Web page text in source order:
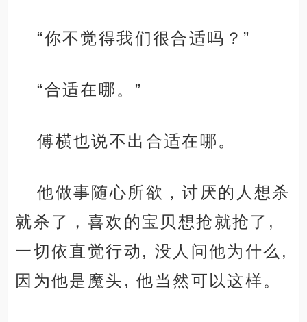
“你不觉得我们很合适吗？”
“合适在哪。”
傅横也说不出合适在哪。
他做事随心所欲，讨厌的人想杀
就杀了，喜欢的宝贝想抢就抢了,
一切依直觉行动, 没人问他为什么,
因为他是魔头, 他当然可以这样。